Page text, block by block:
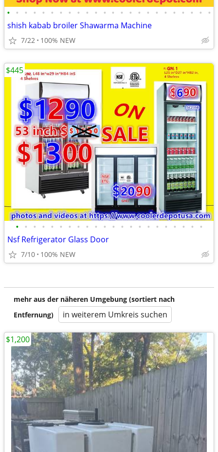
• • • • • • • • • • • • • • • • • • • • • • • •
shish kabab broiler Shawarma Machine
7/22 100% NEW
• • • • • • • • • • • • • • • • • • • • • •
Nsf Refrigerator Glass Door
7/10 100% NEW
$445
mehr aus der näheren Umgebung (sortiert nach
Entfernung)
in weiterem Umkreis suchen
$1,200